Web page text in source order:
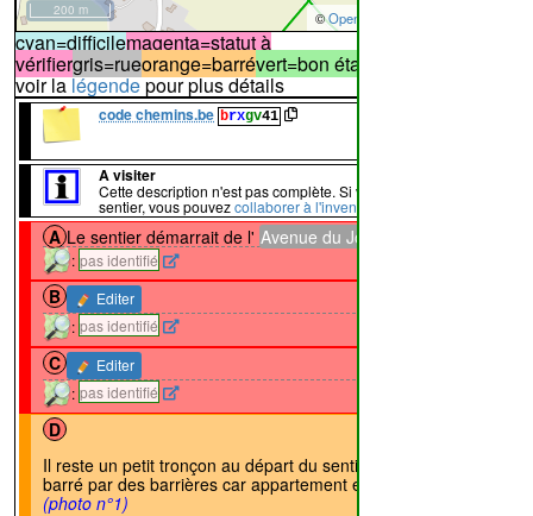
©OpenStreetMap
200 m
cyan=difficilemagenta=statut à
vérifiergris=rueorange=barrévert=bon état
voir lalégendepour plus détails
code chemins.be brxgv41
A visiter
Cette description n'est pas complète. Si vous connaissez ce
sentier, vous pouvezcollaborer à l'inventaire
A Le sentier démarrait de l' Avenue du Joli Mai
: pas identifié
B
Editer
: pas identifié
C
Editer
: pas identifié
D
Il reste un petit tronçon au départ du sentier n°
barré par des barrières car appartement en construction
(photo n°1)